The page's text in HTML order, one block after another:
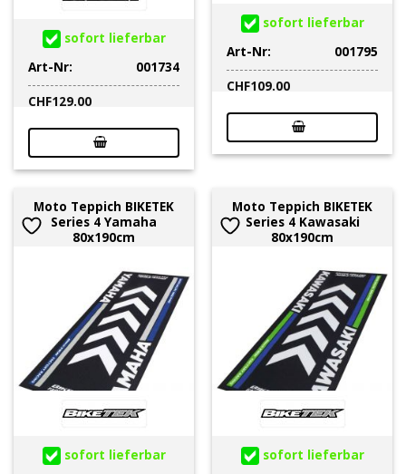
sofort lieferbar
Art-Nr:
001734
CHF129.00
sofort lieferbar
Art-Nr:
001795
CHF109.00
Moto Teppich BIKETEK
Series 4 Yamaha
80x190cm
sofort lieferbar
Moto Teppich BIKETEK
Series 4 Kawasaki
80x190cm
sofort lieferbar